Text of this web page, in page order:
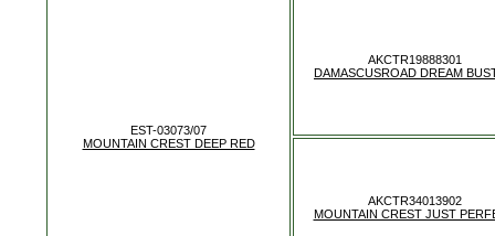
EST-03073/07
MOUNTAIN CREST DEEP RED
AKCTR19888301
DAMASCUSROAD DREAM
AKCTR34013902
MOUNTAIN CREST JUST